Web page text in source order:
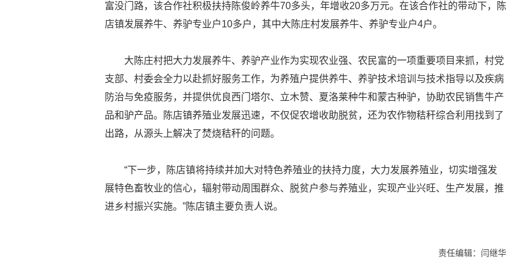
富没门路，该合作社积极扶持陈俊岭养牛70多头，年增收20多万元。在该合作社的带动下，陈
店镇发展养牛、养驴专业户10多户，其中大陈庄村发展养牛、养驴专业户4户。
大陈庄村把大力发展养牛、养驴产业作为实现农业强、农民富的一项重要项目来抓，村党
支部、村委会全力以赴抓好服务工作，为养殖户提供养牛、养驴技术培训与技术指导以及疾病
防治与免疫服务，并提供优良西门塔尔、立木赞、夏洛莱种牛和蒙古种驴，协助农民销售牛产
品和驴产品。陈店镇养殖业发展迅速，不仅促农增收助脱贫，还为农作物秸秆综合利用找到了
出路，从源头上解决了焚烧秸秆的问题。
“下一步，陈店镇将持续并加大对特色养殖业的扶持力度，大力发展养殖业，切实增强发
展特色畜牧业的信心，辐射带动周围群众、脱贫户参与养殖业，实现产业兴旺、生产发展，推
进乡村振兴实施。”陈店镇主要负责人说。
责任编辑：闫继华